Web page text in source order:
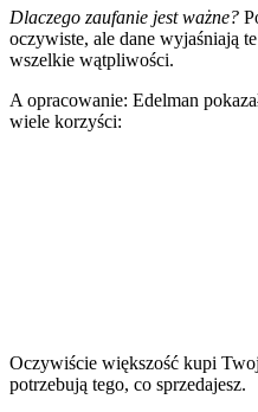
Dlaczego zaufanie jest ważne?
oczywiste, ale dane wyjaśniają
wszelkie wątpliwości.
A opracowanie: Edelman
wiele korzyści:
Oczywiście większość kupi
potrzebują tego, co sprzedajesz.